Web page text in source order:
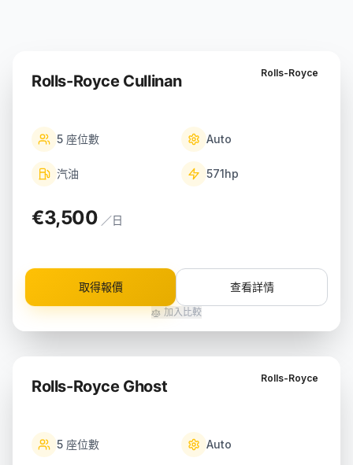
Rolls-Royce
Rolls-Royce Cullinan
5 座位數 Auto
汽油 571hp
€3,500 ／日
取得報價 查看詳情
加入比較
Rolls-Royce
Rolls-Royce Ghost
5 座位數 Auto